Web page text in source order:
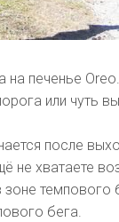
печенье
или чуть
после
не хватаете
зоне
бега.